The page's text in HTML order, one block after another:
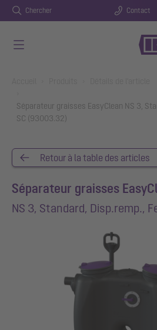
Chercher Contact
Séparateur graisses EasyClean NS 3,
SC (93003.32)
Retour à la table des articles
Séparateur graisses
NS 3, Standard, Disp.remp.,